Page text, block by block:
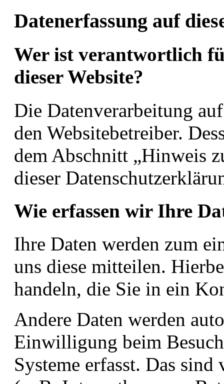
Datenerfassung auf
Wer ist verantwortlich
dieser Website?
Die Datenverarbeitung
den Websitebetreiber.
dem Abschnitt „Hinweis
dieser
Wie erfassen wir Ihre
Ihre Daten werden zum
uns diese mitteilen.
handeln, die Sie in ein
Andere Daten werden
Einwilligung beim
Systeme erfasst. Das